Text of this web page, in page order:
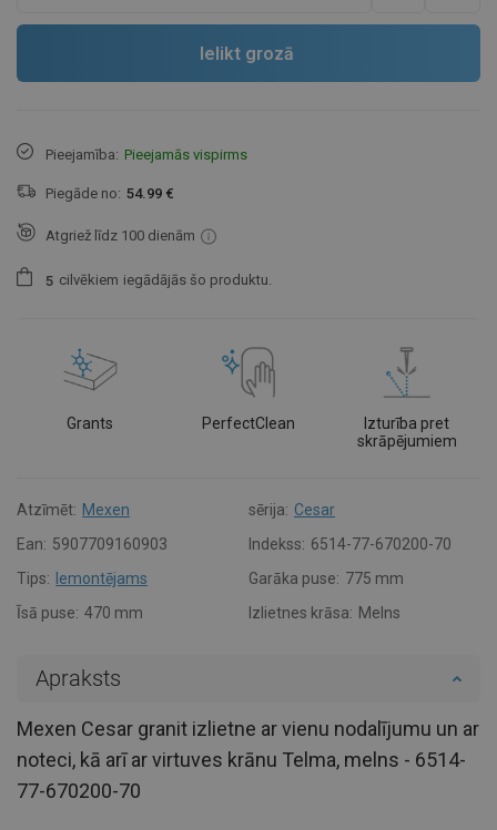
Ielikt grozā
Pieejamība: Pieejamās vispirms
Piegāde no: 54.99 €
Atgriež līdz 100 dienām
5 cilvēkiem iegādājās šo produktu.
Grants PerfectClean
Izturība pret
skrāpējumiem
Atzīmēt: Mexen sērija: Cesar
Ean: 5907709160903 Indekss: 6514-77-670200-70
Tips:
Iemontējams Garāka puse: 775 mm
Īsā puse: 470 mm Izlietnes krāsa: Melns
Apraksts
Mexen Cesar granit izlietne ar vienu nodalījumu un ar
noteci, kā arī ar virtuves krānu Telma, melns - 6514-
77-670200-70